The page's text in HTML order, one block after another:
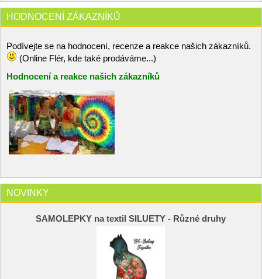
HODNOCENÍ ZÁKAZNÍKŮ
Podívejte se na hodnocení, recenze a reakce našich zákazníků.
(Online Flér, kde také prodáváme...)
Hodnocení a reakce našich zákazníků
NOVINKY
SAMOLEPKY na textil SILUETY - Různé druhy